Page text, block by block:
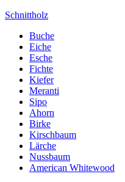
Schnittholz
Buche
Eiche
Esche
Fichte
Kiefer
Meranti
Sipo
Ahorn
Birke
Kirschbaum
Lärche
Nussbaum
American Whitewood